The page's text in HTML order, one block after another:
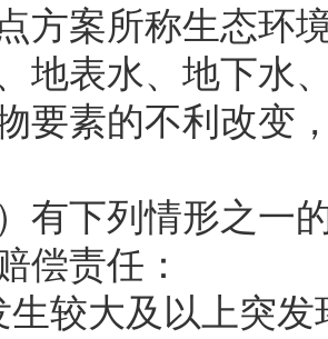
案所称生态环境
地表水、地下水
要素的不利改变
下列情形之一的
偿责任：
大及以上突发